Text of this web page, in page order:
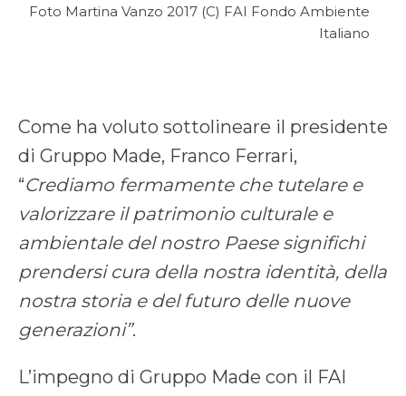
Foto Martina Vanzo 2017 (C) FAI Fondo Ambiente
Italiano
Come ha voluto sottolineare il presidente
di Gruppo Made, Franco Ferrari,
“Crediamo fermamente che tutelare e
valorizzare il patrimonio culturale e
ambientale del nostro Paese significhi
prendersi cura della nostra identità, della
nostra storia e del futuro delle nuove
generazioni”.
L’impegno di Gruppo Made con il FAI